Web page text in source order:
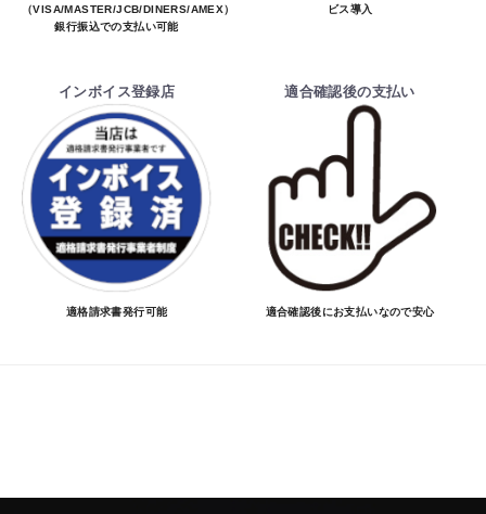
（VISA/MASTER/JCB/DINERS/AMEX）、
銀行振込での支払い可能
ビス導入
インボイス登録店
適格請求書発行可能
適合確認後の支払い
適合確認後にお支払いなので安心